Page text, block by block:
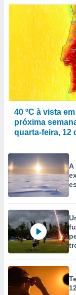
40 ºC à vista
próxima
quarta-feira, 12
A